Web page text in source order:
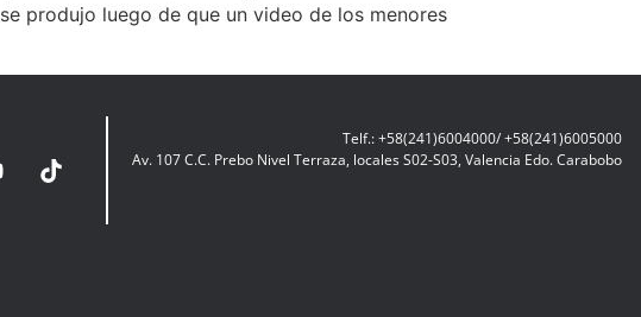
produjo luego de que un video de los menores
Telf.: +58(241)6004000/ +58(241)6005000
Av. 107 C.C. Prebo Nivel Terraza, locales S02-S03, Valencia Edo. Carabobo